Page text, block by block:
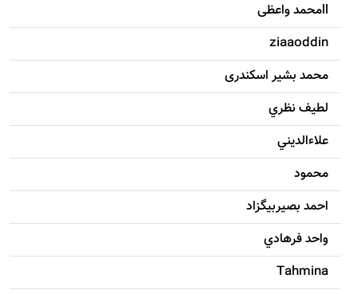
llمحمد واعظی
ziaaoddin
محمد بشیر اسکندری
لطيف نظري
علاءالديني
محمود
احمد بصيربيگزاد
واحد فرهادي
Tahmina